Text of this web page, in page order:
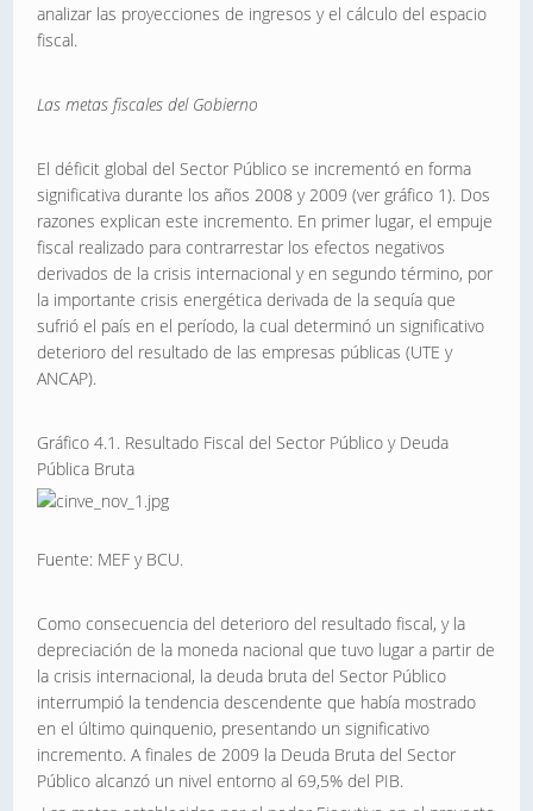
analizar las proyecciones de ingresos y el cálculo del espacio
fiscal.
Las metas fiscales del Gobierno
El déficit global del Sector Público se incrementó en forma
significativa durante los años 2008 y 2009 (ver gráfico 1). Dos
razones explican este incremento. En primer lugar, el empuje
fiscal realizado para contrarrestar los efectos negativos
derivados de la crisis internacional y en segundo término, por
la importante crisis energética derivada de la sequía que
sufrió el país en el período, la cual determinó un significativo
deterioro del resultado de las empresas públicas (UTE y
ANCAP).
Gráfico 4.1. Resultado Fiscal del Sector Público y Deuda
Pública Bruta
Fuente: MEF y BCU.
Como consecuencia del deterioro del resultado fiscal, y la
depreciación de la moneda nacional que tuvo lugar a partir de
la crisis internacional, la deuda bruta del Sector Público
interrumpió la tendencia descendente que había mostrado
en el último quinquenio, presentando un significativo
incremento. A finales de 2009 la Deuda Bruta del Sector
Público alcanzó un nivel entorno al 69,5% del PIB.